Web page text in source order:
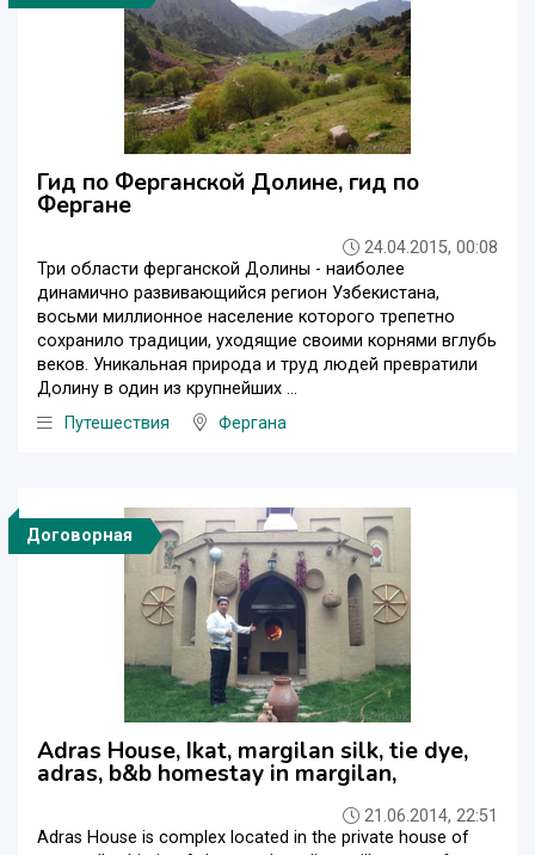
Гид по Ферганской Долине, гид по
Фергане
24.04.2015, 00:08
Три области ферганской Долины - наиболее
динамично развивающийся регион Узбекистана,
восьми миллионное население которого трепетно
сохранило традиции, уходящие своими корнями вглубь
веков. Уникальная природа и труд людей превратили
Долину в один из крупнейших ...
Путешествия
Фергана
Договорная
Adras House, Ikat, margilan silk, tie dye,
adras, b&b homestay in margilan,
21.06.2014, 22:51
Adras House is complex located in the private house of